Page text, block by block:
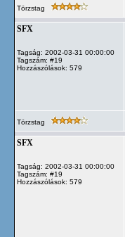
Törzstag
SFX
Tagság: 2002-03-31 00:00:00
Tagszám: #19
Hozzászólások: 579
Törzstag
SFX
Tagság: 2002-03-31 00:00:00
Tagszám: #19
Hozzászólások: 579